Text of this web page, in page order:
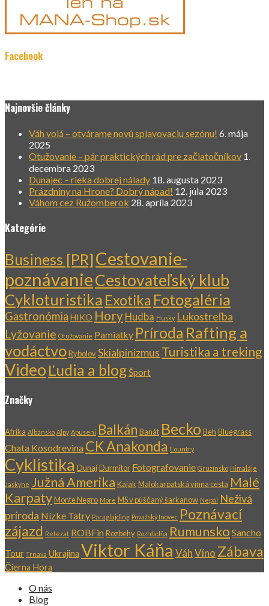
Facebook
Najnovšie články
Váh volá – otvárame novú splavovaciu sezónu! 6. mája
2025
Otužovanie – pár praktických rád pre začiatočníkov 1.
decembra 2023
Dunajec – rieka dobrej nálady 18. augusta 2023
Prázdniny na Hrone? Dobrý nápad! 12. júla 2023
Váhom cez Ružomberok 28. apríla 2023
Kategórie
Business [PR]Cestovanie-
poznávanieCestovateľský klub
Cykloturistika Exotika Fotogaléria
Gastronómia HIKO Hory Hudba Husky Lukostreľba
Lyžovanie Otužovanie Pamiatky Príroda Rafting a
vodáctvoRybolovSkialpinizmus Turistika a treking
Video Ľudia a blogŠport
Značky
Afrika Albánsko Alpy Apuseni Balkán Banát BeckoBeh Bluegrass
Chata Kosodrevina CK Anakonda Country
Cyklistika DunajDurmitor Fotografovanie Gruzínsko Himaláje
Jaskyne Južná Amerika Kajak Malokarpatská vínna cesta Malé
KarpatyMonte Negro More MS v púščaný šarkanow Nepál Neživá
príroda Nízke Tatry Paraglajding Považský Inovec Poznávací
zájazd Retezat ROBFin Rozbehy Rozhľadňa Rumunsko Sancho
Tour Trnava Ukrajina Viktor Káňa VáhVíno Zábava
Čierna Hora
O nás
Blog